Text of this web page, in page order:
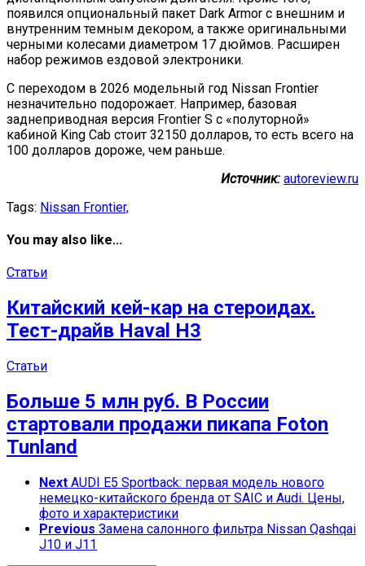
появился опциональный пакет Dark Armor с внешним и
внутренним темным декором, а также оригинальными
черными колесами диаметром 17 дюймов. Расширен
набор режимов ездовой электроники.
С переходом в 2026 модельный год Nissan Frontier
незначительно подорожает. Например, базовая
заднеприводная версия Frontier S с «полуторной»
кабиной King Cab стоит 32150 долларов, то есть всего на
100 долларов дороже, чем раньше.
Источник: autoreview.ru
Tags: Nissan Frontier,
You may also like...
Статьи
Китайский кей-кар на стероидах.
Тест-драйв Haval H3
Статьи
Больше 5 млн руб. В России
стартовали продажи пикапа Foton
Tunland
Next AUDI E5 Sportback: первая модель нового
немецко-китайского бренда от SAIC и Audi. Цены,
фото и характеристики
Previous Замена салонного фильтра Nissan Qashqai
J10 и J11